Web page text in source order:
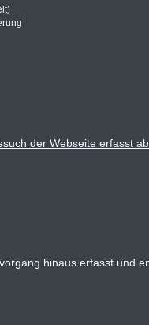
der Webseite erfasst
hinaus erfasst und